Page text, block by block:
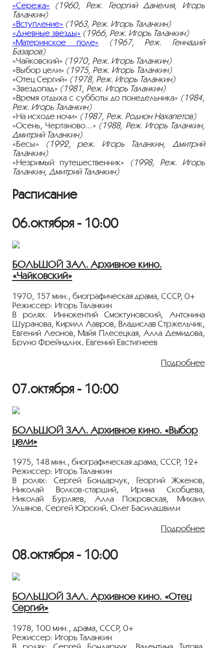
«Сережа»
(1960, Реж. Георгий Данелия, Игорь
Таланкин)
«Вступление» (1963, Реж. Игорь Таланкин)
«Дневные звезды» (1966, Реж. Игорь Таланкин)
«Материнское поле»
(1967, Реж. Геннадий
Базаров)
«Чайковский» (1970, Реж. Игорь Таланкин)
«Выбор цели» (1975, Реж. Игорь Таланкин)
«Отец Сергий» (1978, Реж. Игорь Таланкин)
«Звездопад» (1981, Реж. Игорь Таланкин)
«Время отдыха с субботы до понедельника» (1984,
Реж. Игорь Таланкин)
«На исходе ночи» (1987, Реж. Родион Нахапетов)
«Осень, Чертаново...» (1988, Реж. Игорь Таланкин,
Дмитрий Таланкин)
«Бесы» (1992, реж. Игорь Таланкин, Дмитрий
Таланкин)
«Незримый путешественник» (1998, Реж. Игорь
Таланкин, Дмитрий Таланкин)
Расписание
06.октября - 10:00
БОЛЬШОЙ ЗАЛ. Архивное кино.
«Чайковский»
1970, 157 мин., биографическая драма, СССР, 0+
Режиссер: Игорь Таланкин
В ролях: Иннокентий Смоктуновский, Антонина
Шуранова, Кирилл Лавров, Владислав Стржельчик,
Евгений Леонов, Майя Плесецкая, Алла Демидова,
Бруно Фрейндлих, Евгений Евстигнеев
Биографическая киноповесть о жизни великого
русского композитора. В основе фильма
сыгравшей большую роль в его творчестве.
Иннокентий Смоктуновский получил приз на
фестивале в Сан-Себастьяне за лучшую мужскую
роль.
Показ пройдёт с плёнки 35 мм из коллекции
Госфильмофонда России.
Лента представлена в рамках программы
«ПЕРСОНА. Игорь Таланкин»
Подробнее
07.октября - 10:00
БОЛЬШОЙ ЗАЛ. Архивное кино. «Выбор
цели»
1975, 148 мин., биографическая драма, СССР, 12+
Режиссер: Игорь Таланкин
В ролях: Сергей Бондарчук, Георгий Жженов,
Николай Волков-старший, Ирина Скобцева,
Николай Бурляев, Алла Покровская, Михаил
Ульянов, Сергей Юрский, Олег Басилашвили
История создания атомной бомбы в Америке,
Германии и СССР с музыкой Альфреда Шнитке.
Показ пройдёт с плёнки 35 мм из коллекции
Госфильмофонда России.
Лента представлена в рамках программы
«ПЕРСОНА. Игорь Таланкин».
Подробнее
08.октября - 10:00
БОЛЬШОЙ ЗАЛ. Архивное кино. «Отец
Сергий»
1978, 100 мин., драма, СССР, 0+
Режиссер: Игорь Таланкин